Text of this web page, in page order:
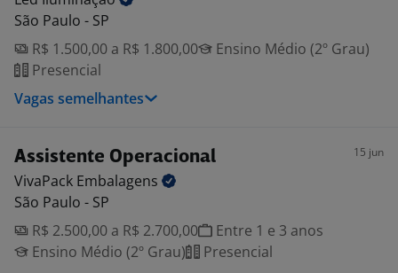
São Paulo - SP
R$ 1.500,00 a R$ 1.800,00
Ensino Médio (2º Grau)
Presencial
Vagas semelhantes
Assistente Operacional 15 jun
VivaPack Embalagens
São Paulo - SP
R$ 2.500,00 a R$ 2.700,00
Entre 1 e 3 anos
Ensino Médio (2º Grau)
Presencial